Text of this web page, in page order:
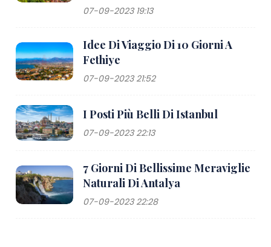
07-09-2023 19:13
Idee Di Viaggio Di 10 Giorni A
Fethiye
07-09-2023 21:52
I Posti Più Belli Di Istanbul
07-09-2023 22:13
7 Giorni Di Bellissime Meraviglie
Naturali Di Antalya
07-09-2023 22:28